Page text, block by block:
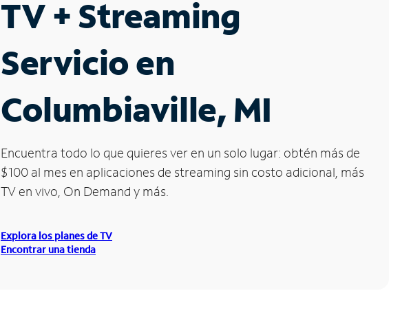
TV + Streaming
Servicio en
Columbiaville, MI
Encuentra todo lo que quieres ver en un solo lugar: obtén más de
$100 al mes en aplicaciones de streaming sin costo adicional, más
TV en vivo, On Demand y más.
Explora los planes de TV
Encontrar una tienda